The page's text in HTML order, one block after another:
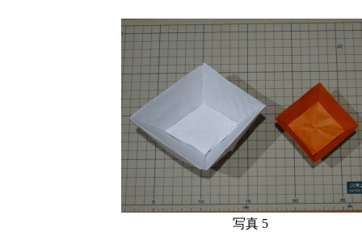
写真 5